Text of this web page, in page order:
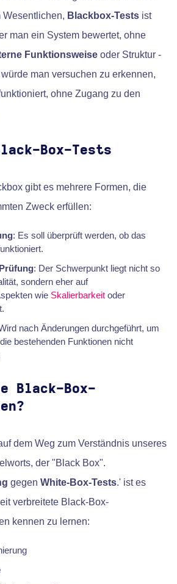
Wesentlichen, Blackbox-Tests ist
man ein System bewertet, ohne
Funktionsweise oder Struktur -
man versuchen zu erkennen,
ohne Zugang zu den
Box-Tests
gibt es mehrere Formen, die
Zweck erfüllen:
: Es soll überprüft werden, ob das
: Der Schwerpunkt liegt nicht so
sondern eher auf
wie Skalierbarkeit oder
nach Änderungen durchgeführt, um
bestehenden Funktionen nicht
Black-Box-
dem Weg zum Verständnis unseres
der "Black Box".
gegen White-Box-Tests.' ist es
verbreitete Black-Box-
kennen zu lernen: